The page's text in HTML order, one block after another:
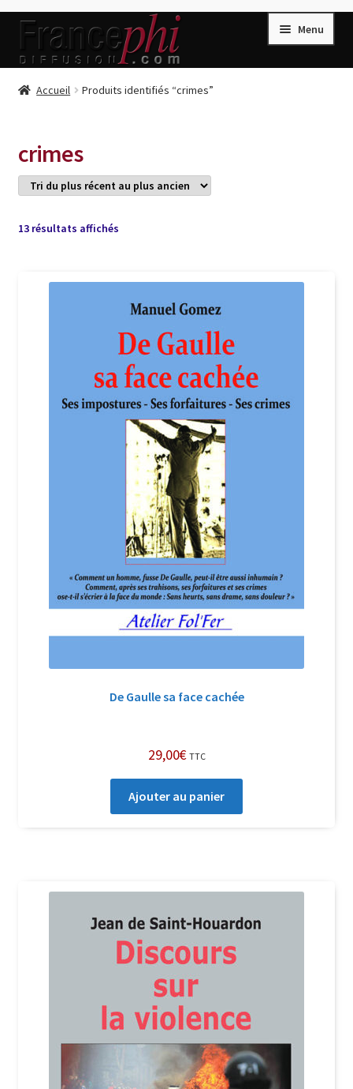
Aller
la
Aller
contenu
Menu
Accueil
Conditions de Vente
Connection
Listes d’Envies
Livres de Peter Randa
Livres de Philippe Randa
Login Customizer
Newsletter
Politique de confidentialité et cookies
Qui sommes-nous ?
Soutien à Philippe Randa
Suivi de la Commande
Accueil Produits identifiés “crimes”
crimes
13 résultats affichésTrié
récent
plus
ancien
De Gaulle sa face cachée
29,00€ TTC
Ajouter au panier